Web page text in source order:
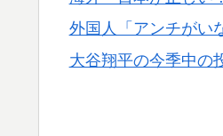
外国人「アンチがい
大谷翔平の今季中の